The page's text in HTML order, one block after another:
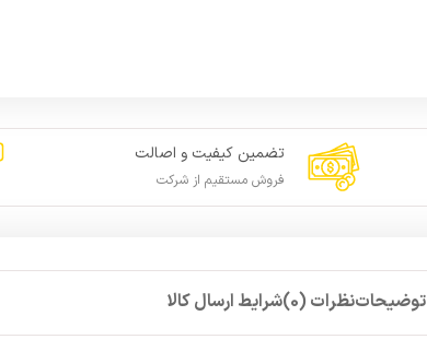
تضمین کیفیت و اصالت
فروش مستقیم از شرکت
توضیحاتنظرات (0) شرایط ارسال کالا